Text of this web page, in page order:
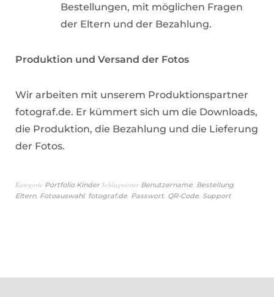
Bestellungen, mit möglichen Fragen
der Eltern und der Bezahlung.
Produktion und Versand der Fotos
Wir arbeiten mit unserem Produktionspartner
fotograf.de. Er kümmert sich um die Downloads,
die Produktion, die Bezahlung und die Lieferung
der Fotos.
Kategorie Portfolio Kinder Schlagwörter Benutzername Bestellung
Eltern, Fotoauswahl, fotograf.de Passwort QR-Code Support